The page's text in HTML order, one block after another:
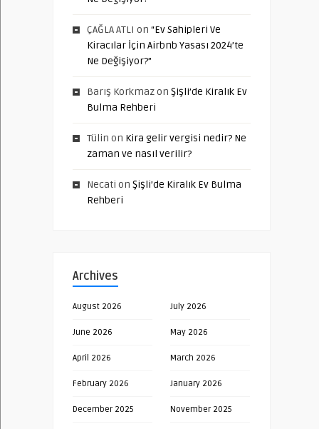
ÇAĞLA ATLI on “Ev Sahipleri Ve
Kiracılar İçin Airbnb Yasası 2024’te
Ne Değişiyor?”
Barış Korkmazon Şişli’de Kiralık Ev
Bulma Rehberi
Tülin on Kira gelir vergisi nedir? Ne
zaman ve nasıl verilir?
Necati on Şişli’de Kiralık Ev Bulma
Rehberi
Archives
August 2026 July 2026
June 2026 May 2026
April 2026 March 2026
February 2026 January 2026
December 2025 November 2025